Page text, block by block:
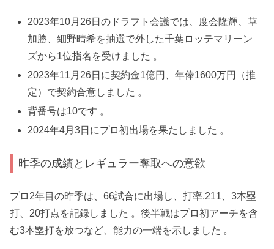
2023年10月26日のドラフト会議では、度会隆輝、草
加勝、細野晴希を抽選で外した千葉ロッテマリーン
ズから1位指名を受けました 。
2023年11月26日に契約金1億円、年俸1600万円（推
定）で契約合意しました 。
背番号は10です 。
2024年4月3日にプロ初出場を果たしました 。
昨季の成績とレギュラー奪取への意欲
プロ2年目の昨季は、66試合に出場し、打率.211、3本塁
打、20打点を記録しました 。後半戦はプロ初アーチを含
む3本塁打を放つなど、能力の一端を示しました 。